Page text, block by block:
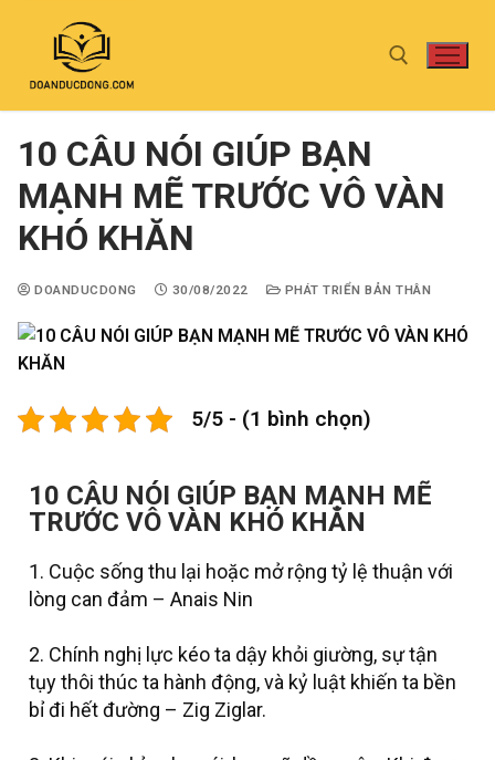
10 CÂU NÓI GIÚP BẠN
MẠNH MẼ TRƯỚC VÔ VÀN
KHÓ KHĂN
DOANDUCDONG 30/08/2022 PHÁT TRIỂN BẢN THÂN
5/5 - (1 bình chọn)
10 CÂU NÓI GIÚP BẠN MẠNH MẼ
TRƯỚC VÔ VÀN KHÓ KHĂN
1. Cuộc sống thu lại hoặc mở rộng tỷ lệ thuận với
lòng can đảm – Anais Nin
2. Chính nghị lực kéo ta dậy khỏi giường, sự tận
tụy thôi thúc ta hành động, và kỷ luật khiến ta bền
bỉ đi hết đường – Zig Ziglar.